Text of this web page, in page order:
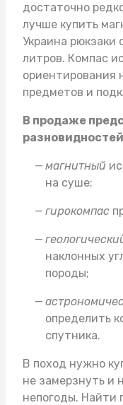
достаточно
лучше купить
Украина рюкзаки
литров. Компас
ориентирования
предметов и
В продаже
магнитный
на суше;
гирокомпас
наклонных
породы;
определить
спутника.
В поход нужно
не замерзнуть и
непогоды. Найти